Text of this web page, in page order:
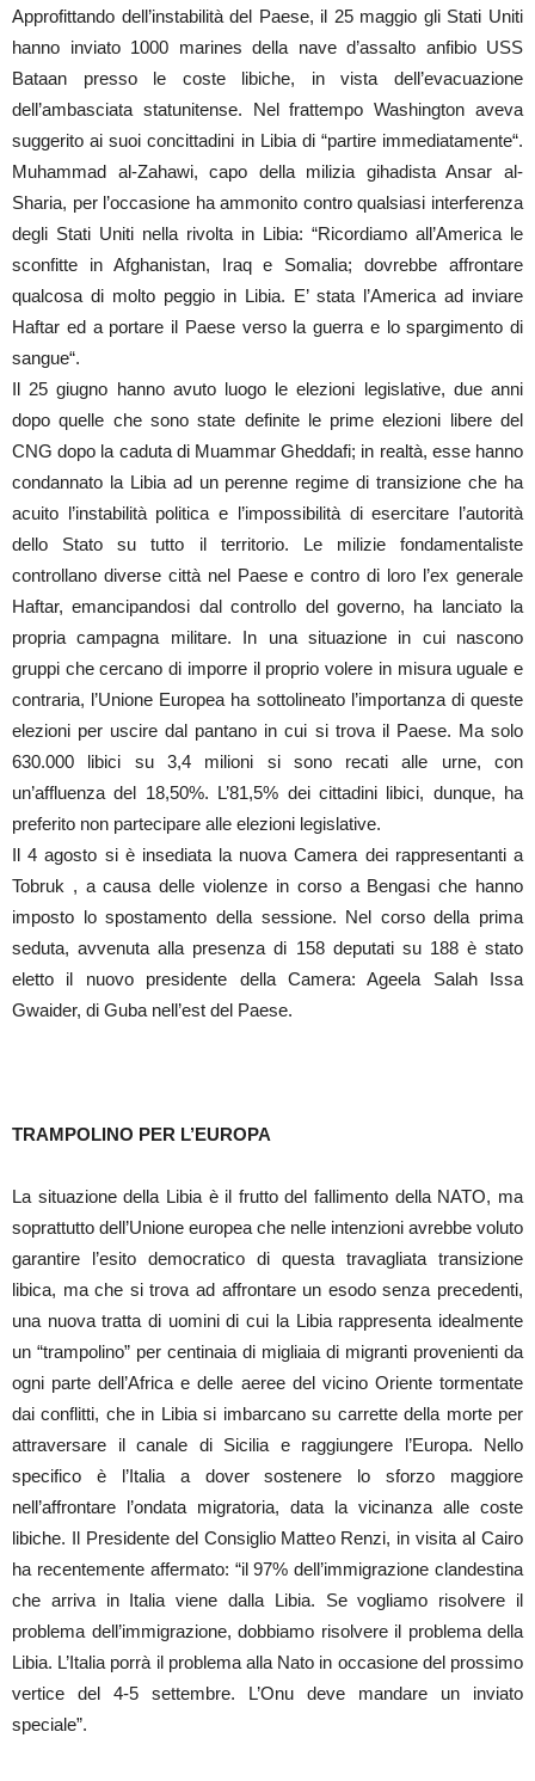
Approfittando dell’instabilità del Paese, il 25 maggio gli Stati Uniti
hanno inviato 1000 marines della nave d’assalto anfibio USS
Bataan presso le coste libiche, in vista dell’evacuazione
dell’ambasciata statunitense. Nel frattempo Washington aveva
suggerito ai suoi concittadini in Libia di “partire immediatamente“.
Muhammad al-Zahawi, capo della milizia gihadista Ansar al-
Sharia, per l’occasione ha ammonito contro qualsiasi interferenza
degli Stati Uniti nella rivolta in Libia: “Ricordiamo all’America le
sconfitte in Afghanistan, Iraq e Somalia; dovrebbe affrontare
qualcosa di molto peggio in Libia. E’ stata l’America ad inviare
Haftar ed a portare il Paese verso la guerra e lo spargimento di
sangue“.
Il 25 giugno hanno avuto luogo le elezioni legislative, due anni
dopo quelle che sono state definite le prime elezioni libere del
CNG dopo la caduta di Muammar Gheddafi; in realtà, esse hanno
condannato la Libia ad un perenne regime di transizione che ha
acuito l’instabilità politica e l’impossibilità di esercitare l’autorità
dello Stato su tutto il territorio. Le milizie fondamentaliste
controllano diverse città nel Paese e contro di loro l’ex generale
Haftar, emancipandosi dal controllo del governo, ha lanciato la
propria campagna militare. In una situazione in cui nascono
gruppi che cercano di imporre il proprio volere in misura uguale e
contraria, l’Unione Europea ha sottolineato l’importanza di queste
elezioni per uscire dal pantano in cui si trova il Paese. Ma solo
630.000 libici su 3,4 milioni si sono recati alle urne, con
un’affluenza del 18,50%. L’81,5% dei cittadini libici, dunque, ha
preferito non partecipare alle elezioni legislative.
Il 4 agosto si è insediata la nuova Camera dei rappresentanti a
Tobruk , a causa delle violenze in corso a Bengasi che hanno
imposto lo spostamento della sessione. Nel corso della prima
seduta, avvenuta alla presenza di 158 deputati su 188 è stato
eletto il nuovo presidente della Camera: Ageela Salah Issa
Gwaider, di Guba nell’est del Paese.
TRAMPOLINO PER L’EUROPA
La situazione della Libia è il frutto del fallimento della NATO, ma
soprattutto dell’Unione europea che nelle intenzioni avrebbe voluto
garantire l’esito democratico di questa travagliata transizione
libica, ma che si trova ad affrontare un esodo senza precedenti,
una nuova tratta di uomini di cui la Libia rappresenta idealmente
un “trampolino” per centinaia di migliaia di migranti provenienti da
ogni parte dell’Africa e delle aeree del vicino Oriente tormentate
dai conflitti, che in Libia si imbarcano su carrette della morte per
attraversare il canale di Sicilia e raggiungere l’Europa. Nello
specifico è l’Italia a dover sostenere lo sforzo maggiore
nell’affrontare l’ondata migratoria, data la vicinanza alle coste
libiche. Il Presidente del Consiglio Matteo Renzi, in visita al Cairo
ha recentemente affermato: “il 97% dell’immigrazione clandestina
che arriva in Italia viene dalla Libia. Se vogliamo risolvere il
problema dell’immigrazione, dobbiamo risolvere il problema della
Libia. L’Italia porrà il problema alla Nato in occasione del prossimo
vertice del 4-5 settembre. L’Onu deve mandare un inviato
speciale”.